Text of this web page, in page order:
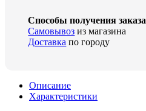
Способы получения заказа
Самовывоз из магазина
Доставка по городу
Описание
Характеристики